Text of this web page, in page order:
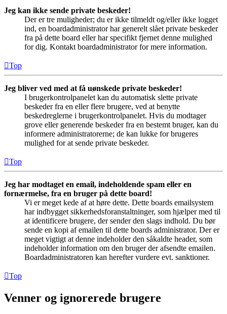
Jeg kan ikke sende private beskeder!
Der er tre muligheder; du er ikke tilmeldt og/eller ikke logget
ind, en boardadministrator har generelt slået private beskeder
fra på dette board eller har specifikt fjernet denne mulighed
for dig. Kontakt boardadministrator for mere information.
Top
Jeg bliver ved med at få uønskede private beskeder!
I brugerkontrolpanelet kan du automatisk slette private
beskeder fra en eller flere brugere, ved at benytte
beskedreglerne i brugerkontrolpanelet. Hvis du modtager
grove eller generende beskeder fra en bestemt bruger, kan du
informere administratorerne; de kan lukke for brugeres
mulighed for at sende private beskeder.
Top
Jeg har modtaget en email, indeholdende spam eller en
fornærmelse, fra en bruger på dette board!
Vi er meget kede af at høre dette. Dette boards emailsystem
har indbygget sikkerhedsforanstaltninger, som hjælper med til
at identificere brugere, der sender den slags indhold. Du bør
sende en kopi af emailen til dette boards administrator. Der er
meget vigtigt at denne indeholder den såkaldte header, som
indeholder information om den bruger der afsendte emailen.
Boardadministratoren kan herefter vurdere evt. sanktioner.
Top
Venner og ignorerede brugere